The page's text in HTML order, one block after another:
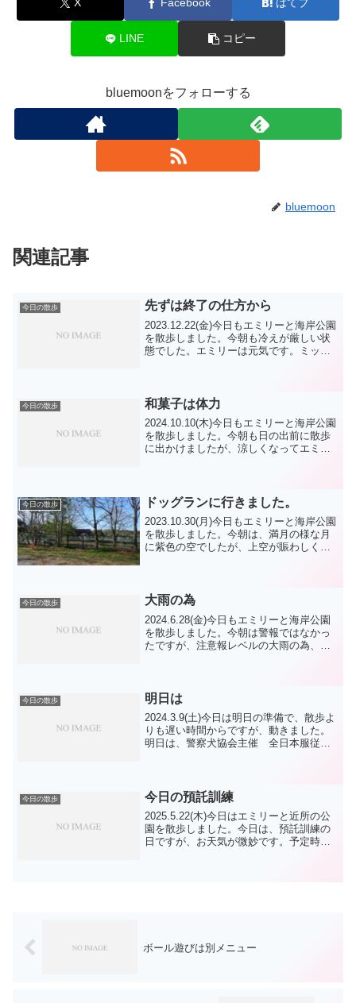
X Facebook はてブ
LINE コピー
bluemoonをフォローする
bluemoon
関連記事
今日の散歩 先ずは終了の仕方から
2023.12.22(金)今日もエミリーと海岸公園
を散歩しました。今朝も冷えが厳しい状
態でした。エミリーは元気です。ミッシ
朝練しまし...
今日の散歩 和菓子は体力
2024.10.10(木)今日もエミリーと海岸公園
を散歩しました。今朝も日の出前に散歩
に出かけましたが、涼しくなってエミリ
君 フランち...
今日の散歩 ドッグランに行きました。
2023.10.30(月)今日もエミリーと海岸公園
を散歩しました。今朝は、満月の様な月
に紫色の空でしたが、上空が賑わしく感
ました。心...
今日の散歩 大雨の為
2024.6.28(金)今日もエミリーと海岸公園
を散歩しました。今朝は警報ではなかっ
たですが、注意報レベルの大雨の為、朝
行きました。...
今日の散歩 明日は
2024.3.9(土)今日は明日の準備で、散歩よ
りも遅い時間からですが、動きました。
明日は、警察犬協会主催 全日本服従訓
日現地入りして...
今日の散歩 今日の預託訓練
2025.5.22(木)今日はエミリーと近所の公
園を散歩しました。今日は、預託訓練の
日ですが、お天気が微妙です。予定時間
ボール遊びは別メニュー